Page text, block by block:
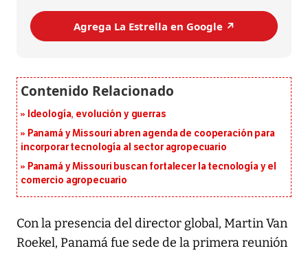
Agrega La Estrella en Google ↗️
Ideología, evolución y guerras
Panamá y Missouri abren agenda de cooperación para
incorporar tecnología al sector agropecuario
Panamá y Missouri buscan fortalecer la tecnología y el
comercio agropecuario
Con la presencia del director global, Martin Van
Roekel, Panamá fue sede de la primera reunión